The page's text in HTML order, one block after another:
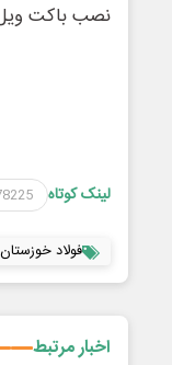
نصب باکت
لینک کوتاه
فولاد خوزستان
اخبار مرتبط